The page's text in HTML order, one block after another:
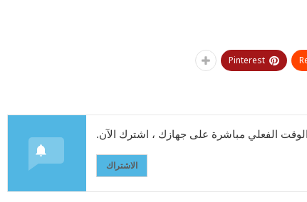
Pinterest
الفعلي مباشرة على جهازك ، اشترك الآن.
الاشتراك